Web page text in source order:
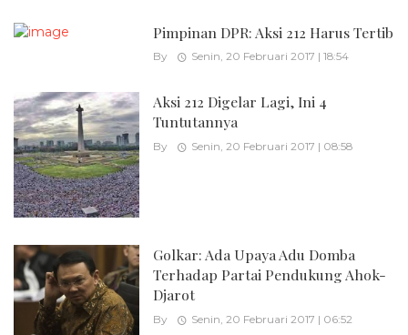
Pimpinan DPR: Aksi 212 Harus Tertib
By Senin, 20 Februari 2017 | 18:54
Aksi 212 Digelar Lagi, Ini 4
Tuntutannya
By Senin, 20 Februari 2017 | 08:58
Golkar: Ada Upaya Adu Domba
Terhadap Partai Pendukung Ahok-
Djarot
By Senin, 20 Februari 2017 | 06:52